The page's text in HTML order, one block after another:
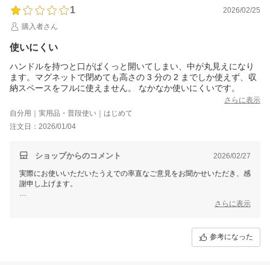
1
2026/02/25
購入者さん
使いにくい
ハンドルを持つと口がぱくっと開いてしまい、中が丸見えになり
ます。マグネットで閉めても高さの 3 分の 2 までしか使えず、収
納スペースをフルに使えません。 なかなか使いにくいです。
さらに表示
自分用｜実用品・普段使い｜はじめて
注文日：2026/01/04
ショップからのコメント 2026/02/27
実際にお使いいただいたうえでの率直なご意見をお聞かせいただき、感
謝申し上げます。
ハンドルを持った際の開口部や、マグネット留めの仕様につきまして、
さらに表示
参考になった